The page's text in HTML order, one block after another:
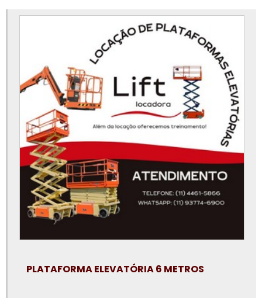
Empresa de aluguel de plataforma elevatória
Empresa de plataforma elevatória
Locação de plataforma aérea
Locação de plataforma de elevação
Locação de plataforma elevatória
Locação de plataforma elevatória articulada
Locação de plataforma elevatória em campinas
Locação de plataforma elevatória em jundiaí
Locação de plataforma elevatória em santo andré
Locação de plataforma elevatória em são bernardo do campo
Locação de plataforma elevatória em sp
Locação de plataforma elevatória em sp preço
PLATAFORMA ELEVATÓRIA 6 METROS